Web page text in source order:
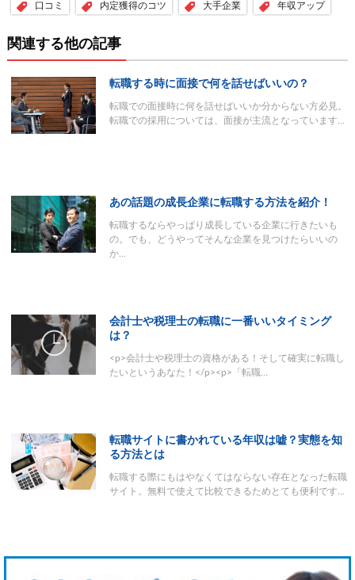
口コミ 内定獲得のコツ 大手企業 年収アップ
関連する他の記事
転職する時に面接で何を話せばいいの？
転職での面接時に何を話せばいいか分からない方必見。
転職での採用については、面接が主流となっています…
あの話題の成長企業に転職する方法を紹介！
転職するならやっぱり成長している企業に行きたいも
の。でも、どうやってそんな企業を見つけたらいいの
か…
会計士や税理士の転職に一番いいタイミング
は？
<p>会計士や税理士の資格がある！そして確実に転職し
たいというあなた！</p><p>「転職…
転職サイトに書かれている年収は嘘？実態を知
る方法とは
転職する際にもはやなくてはならない存在となった転職
サイト。無料で使えて比較できるためとても便利です…